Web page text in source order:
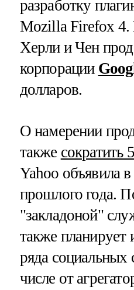
разработку
Mozilla Firefox 4.
Херли и Чен
корпорации
долларов.
О намерении
также сократить
Yahoo объявила
прошлого года.
"закладоной"
также планирует
ряда социальных
числе от